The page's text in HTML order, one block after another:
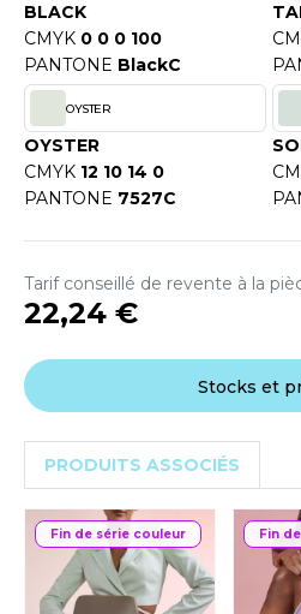
VETEMENTS
SHIRT
SHIRT
PROFESSIONNELLE
- BLOUSON
- BLANKS
COOL
HOODS
SERIE
BLACK
CMYK 0 0 0 100
PANTONE BlackC
OYSTER
OYSTER
CMYK 12 10 14 0
PANTONE 7527C
Tarif conseillé de revente à la
22,24 €
Stocks et
PRODUITS ASSOCIÉS
Fin de série couleur Fin